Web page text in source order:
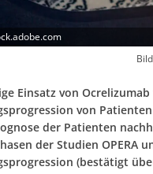
Einsatz von
von
der Patienten
der Studien OPERA
(bestätigt